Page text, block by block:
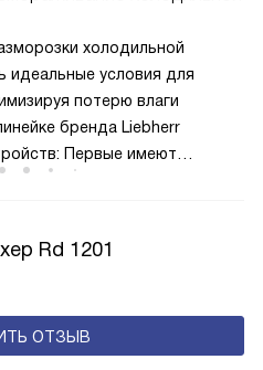
принципу насоса. Чем
тем качественнее
затрачивается
холодильной
идеальные условия для
потерю влаги
бренда Liebherr
Первые имеют
«сухой стенки». Такие
нулевой зоной
в сериях Plus,
Rd 1201
ОТЗЫВ